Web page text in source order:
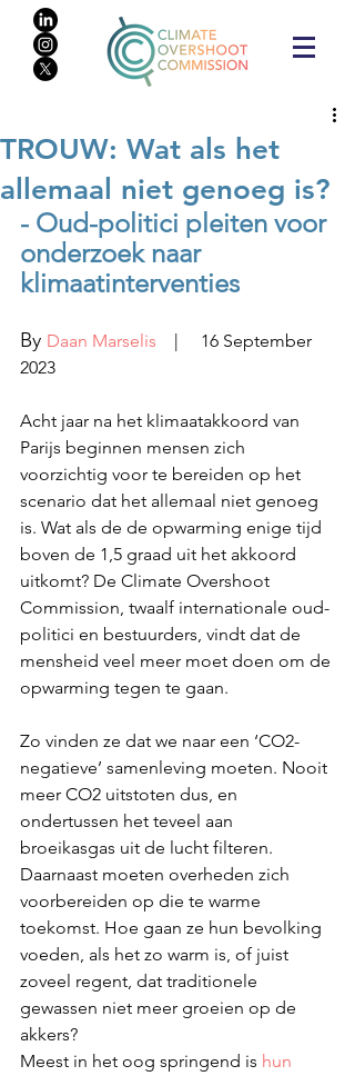
TROUW: Wat als het
allemaal niet genoeg is?
- Oud-politici pleiten voor
onderzoek naar
klimaatinterventies
By Daan Marselis
    |     16 September
2023
Acht jaar na het klimaatakkoord van
Parijs beginnen mensen zich
voorzichtig voor te bereiden op het
scenario dat het allemaal niet genoeg
is. Wat als de de opwarming enige tijd
boven de 1,5 graad uit het akkoord
uitkomt? De Climate Overshoot
Commission, twaalf internationale oud-
politici en bestuurders, vindt dat de
mensheid veel meer moet doen om de
opwarming tegen te gaan.
Zo vinden ze dat we naar een ‘CO2-
negatieve’ samenleving moeten. Nooit
meer CO2 uitstoten dus, en
ondertussen het teveel aan
broeikasgas uit de lucht filteren.
Daarnaast moeten overheden zich
voorbereiden op die te warme
toekomst. Hoe gaan ze hun bevolking
voeden, als het zo warm is, of juist
zoveel regent, dat traditionele
gewassen niet meer groeien op de
akkers?
Meest in het oog springend is hun